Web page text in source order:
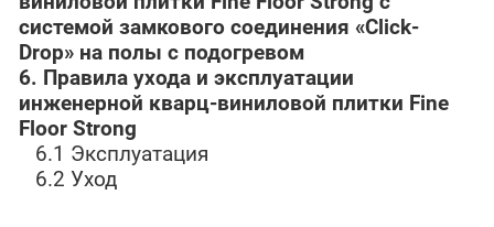
системой замкового соединения «Click-
Drop» на полы с подогревом
6. Правила ухода и эксплуатации
инженерной кварц-виниловой плитки Fine
Floor Strong
6.1 Эксплуатация
6.2 Уход